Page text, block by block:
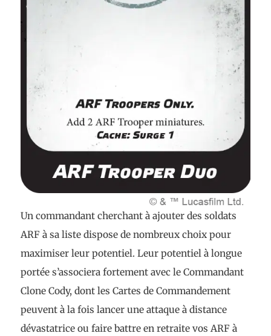
Un commandant cherchant à ajouter des soldats
ARF à sa liste dispose de nombreux choix pour
maximiser leur potentiel. Leur potentiel à longue
portée s’associera fortement avec le Commandant
Clone Cody, dont les Cartes de Commandement
peuvent à la fois lancer une attaque à distance
dévastatrice ou faire battre en retraite vos ARF à